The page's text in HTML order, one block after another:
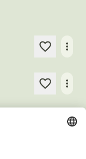
more_horiz
more_horiz
more_horiz